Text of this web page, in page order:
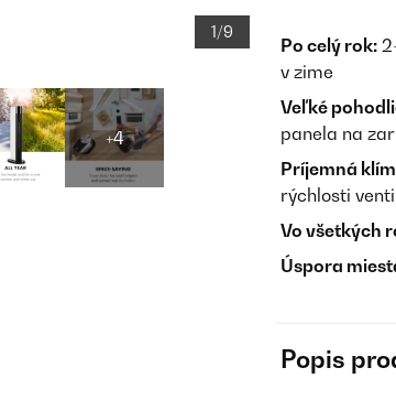
1/9
+4
Po celý rok:
v zime
Veľké
panela na
Príjemná
rýchlosti
Vo všetkých
Úspora
Popis